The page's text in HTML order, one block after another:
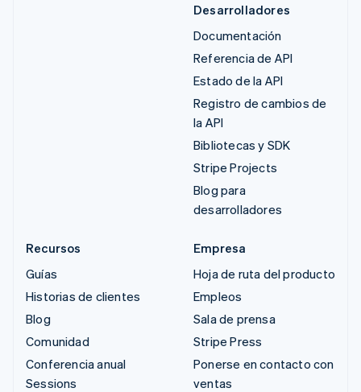
Desarrolladores
Documentación
Referencia de API
Estado de la API
Registro de cambios de
la API
Bibliotecas y SDK
Stripe Projects
Blog para
desarrolladores
Recursos
Guías
Historias de clientes
Blog
Comunidad
Conferencia anual
Sessions
Empresa
Hoja de ruta del producto
Empleos
Sala de prensa
Stripe Press
Ponerse en contacto con
ventas